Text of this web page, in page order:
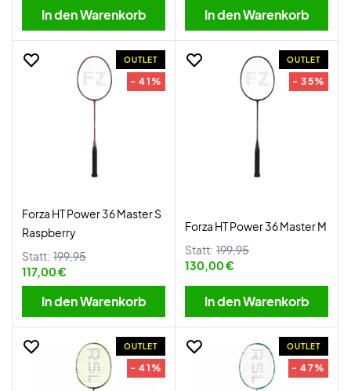
In den Warenkorb In den Warenkorb
OUTLET
- 41%
Forza HT Power 36 Master S
Raspberry
Statt: 199,95
117,00 €
In den Warenkorb
OUTLET
- 35%
Forza HT Power 36 Master M
Statt: 199,95
130,00 €
In den Warenkorb
OUTLET
- 41%
OUTLET
- 47%